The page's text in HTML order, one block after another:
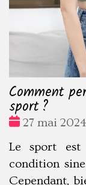
Comment
sport ?
Date
27 mai 2024
Le sport est
condition
Cependant,